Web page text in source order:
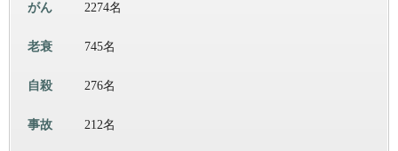
がん 2274名
老衰 745名
自殺 276名
事故 212名